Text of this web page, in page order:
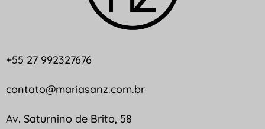
+55 27 992327676
contato@mariasanz.com.br
Av. Saturnino de Brito, 58